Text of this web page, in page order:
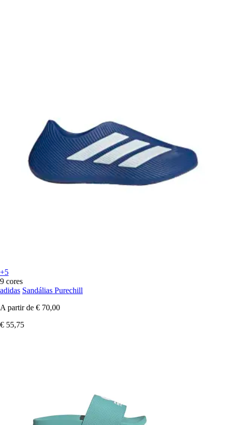
+5
9 cores
adidas Sandálias Purechill
A partir de € 70,00
€ 55,75